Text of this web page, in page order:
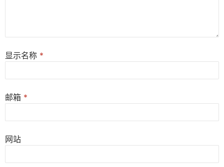
显示名称 *
邮箱 *
网站